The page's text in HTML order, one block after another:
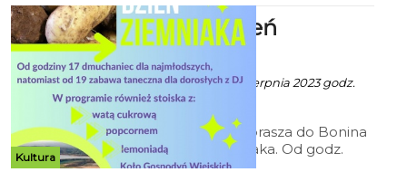
kontrolne przed zbliżającym się
sezonem 2023/2024.
Kultura
Bonin: Dzień
Ziemniaka
Ala z mat. inf. - 23 Sierpnia 2023 godz.
3:04
Rada Osiedla zaprasza do Bonina
na Dzień Ziemniaka. Od godz.
17.00 dmuchaniec dla